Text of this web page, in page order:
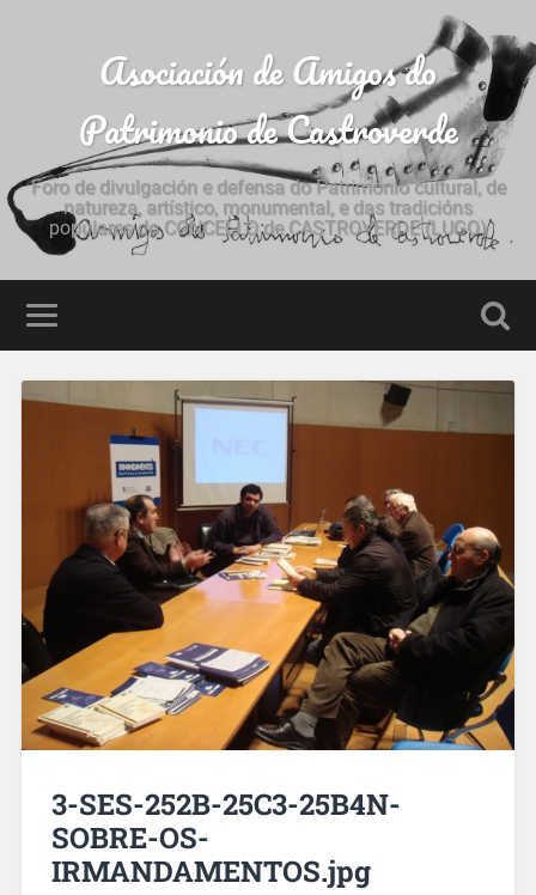
Asociación de Amigos do
Patrimonio de Castroverde
Foro de divulgación e defensa do Patrimonio cultural, de
natureza, artístico, monumental, e das tradicións
populares do CONCELLO de CASTROVERDE (LUGO)
3-SES-252B-25C3-25B4N-
SOBRE-OS-
IRMANDAMENTOS.jpg